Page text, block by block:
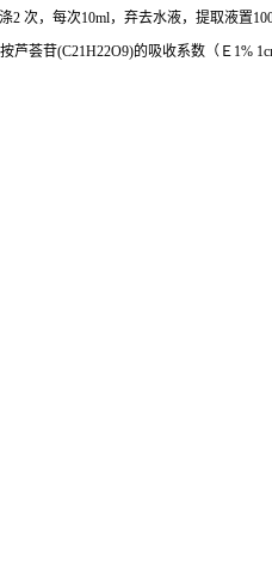
2 次，每次10ml，弃去水液，提取液置
芦荟苷(C21H22O9)的吸收系数（Ｅ 1%